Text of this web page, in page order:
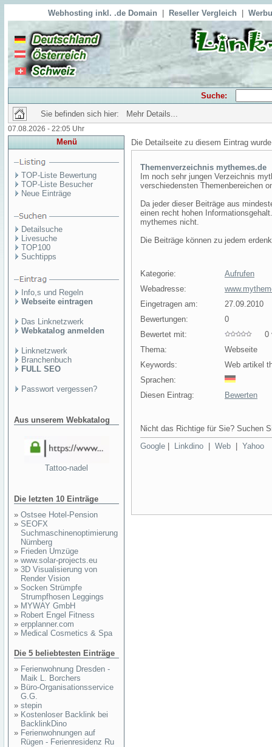
Webhosting inkl. .de Domain Reseller Vergleich
Suche:
Sie befinden sich hier: Mehr Details...
07.08.2026 - 22:05 Uhr
Menü
TOP-Liste Bewertung
TOP-Liste Besucher
Neue Einträge
Detailsuche
Livesuche
TOP100
Suchtipps
Info,s und Regeln
Webseite eintragen
Das Linknetzwerk
Webkatalog anmelden
Linknetzwerk
Branchenbuch
FULL SEO
Passwort vergessen?
Aus unserem Webkatalog
Tattoo-nadel
Die letzten 10 Einträge
» Ostsee Hotel-Pension
» SEOFX
Suchmaschinenoptimierung
Nürnberg
» Frieden Umzüge
» www.solar-projects.eu
» 3D Visualisierung von
Render Vision
» Socken Strümpfe
Strumpfhosen Leggings
» MYWAY GmbH
» Robert Engel Fitness
» erpplanner.com
» Medical Cosmetics & Spa
Die 5 beliebtesten Einträge
» Ferienwohnung Dresden -
Maik L. Borchers
» Büro-Organisationsservice
G.G.
» stepin
» Kostenloser Backlink bei
BacklinkDino
» Ferienwohnungen auf
Rügen - Ferienresidenz Ru
Die Detailseite zu diesem Eintrag
Themenverzeichnis mythemes.de
Im noch sehr jungen Verzeichnis
verschiedensten Themenbereichen
Da jeder dieser Beiträge aus
einen recht hohen
mythemes nicht.
Die Beiträge können zu jedem
Kategorie:
Aufrufen
Webadresse:
Eingetragen am:
27.09.2010
Bewertungen:
0
Bewertet mit:
0
Thema:
Webseite
Keywords:
Web artikel
Sprachen:
Diesen Eintrag:
Bewerten
Nicht das Richtige für Sie? Suchen
Google
Linkdino Web Yahoo